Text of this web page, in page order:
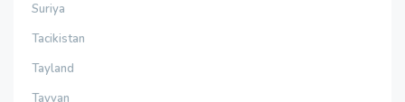
Suriya
Tacikistan
Tayland
Tayvan